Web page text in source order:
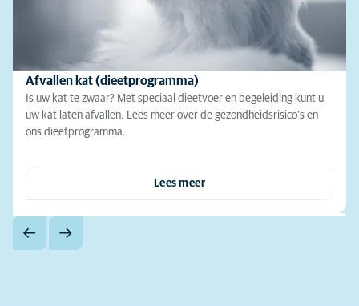
Afvallen kat (dieetprogramma)
Is uw kat te zwaar? Met speciaal dieetvoer en begeleiding kunt u
uw kat laten afvallen. Lees meer over de gezondheidsrisico’s en
ons dieetprogramma.
Lees meer